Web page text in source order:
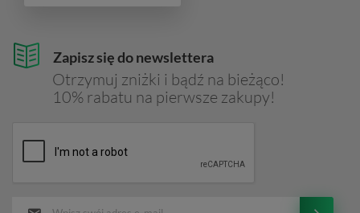
Zapisz się do newslettera
Otrzymuj zniżki i bądź na bieżąco!
10% rabatu na pierwsze zakupy!